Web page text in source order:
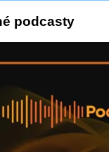
podcasty